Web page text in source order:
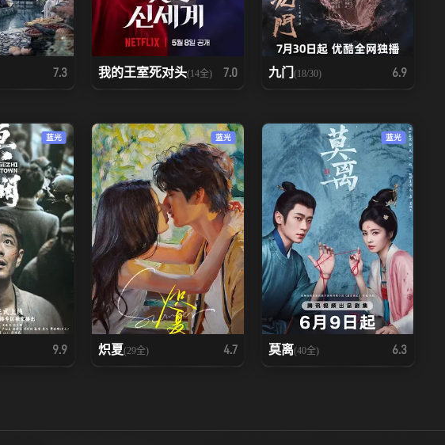
7.3 我的王室死对头(14全) 7.0 九门 (18/30) 6.9
蓝光
9.9
蓝光
炽夏(29全) 4.7
蓝光
莫离(40全) 6.3